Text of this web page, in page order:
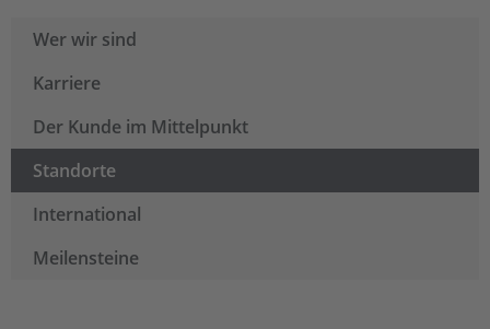
Wer wir sind
Karriere
Der Kunde im Mittelpunkt
Standorte
International
Meilensteine